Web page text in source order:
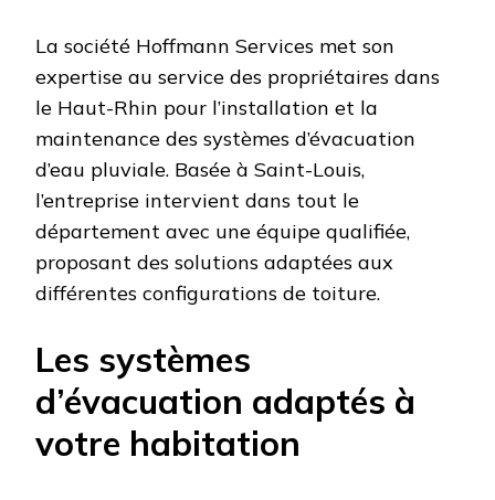
La société Hoffmann Services met son
expertise au service des propriétaires dans
le Haut-Rhin pour l’installation et la
maintenance des systèmes d’évacuation
d’eau pluviale. Basée à Saint-Louis,
l’entreprise intervient dans tout le
département avec une équipe qualifiée,
proposant des solutions adaptées aux
différentes configurations de toiture.
Les systèmes
d’évacuation adaptés à
votre habitation